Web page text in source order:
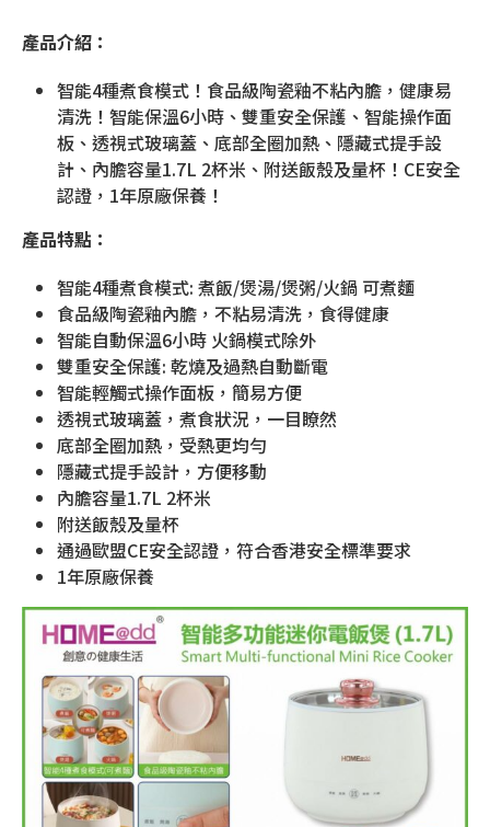
產品介紹：
智能4種煮食模式！食品級陶瓷釉不粘內膽，健康易
清洗！智能保溫6小時、雙重安全保護、智能操作面
板、透視式玻璃蓋、底部全圈加熱、隱藏式提手設
計、內膽容量1.7L 2杯米、附送飯殼及量杯！CE安全
認證，1年原廠保養！
產品特點：
智能4種煮食模式: 煮飯/煲湯/煲粥/火鍋 可煮麵
食品級陶瓷釉內膽，不粘易清洗，食得健康
智能自動保溫6小時 火鍋模式除外
雙重安全保護: 乾燒及過熱自動斷電
智能輕觸式操作面板，簡易方便
透視式玻璃蓋，煮食狀況，一目瞭然
底部全圈加熱，受熱更均勻
隱藏式提手設計，方便移動
內膽容量1.7L 2杯米
附送飯殼及量杯
通過歐盟CE安全認證，符合香港安全標準要求
1年原廠保養